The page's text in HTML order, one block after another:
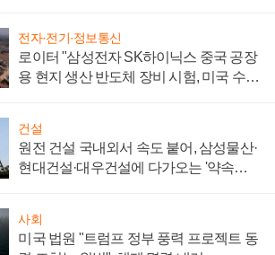
전자·전기·정보통신
로이터 "삼성전자 SK하이닉스 중국 공장
용 현지 생산 반도체 장비 시험, 미국 수출
건설
원전 건설 국내외서 속도 붙어, 삼성물산·
현대건설·대우건설에 다가오는 '약속의
사회
미국 법원 "트럼프 정부 풍력 프로젝트 동